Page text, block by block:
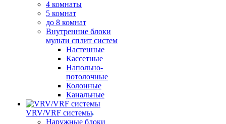
4 комнаты
5 комнат
до 8 комнат
Внутренние блоки
мульти сплит систем
Настенные
Кассетные
Напольно-
потолочные
Колонные
Канальные
VRV/VRF системы
Наружные блоки